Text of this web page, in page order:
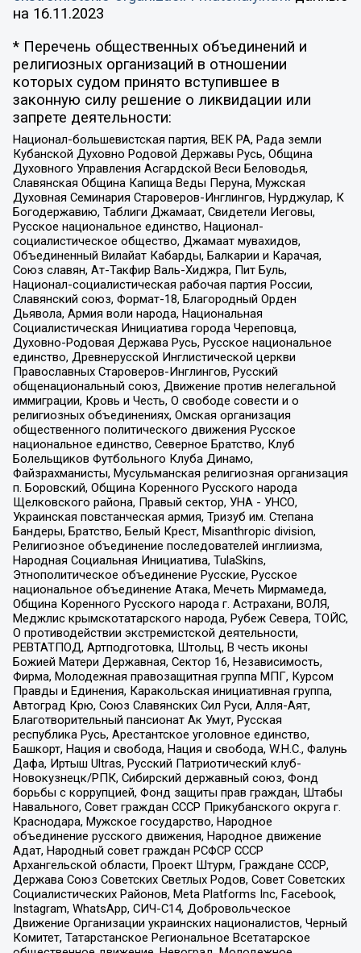
на 16.11.2023
* Перечень общественных объединений и
религиозных организаций в отношении
которых судом принято вступившее в
законную силу решение о ликвидации или
запрете деятельности:
Национал-большевистская партия, ВЕК РА, Рада земли
Кубанской Духовно Родовой Державы Русь, Община
Духовного Управления Асгардской Веси Беловодья,
Славянская Община Капища Веды Перуна, Мужская
Духовная Семинария Староверов-Инглингов, Нурджулар, К
Богодержавию, Таблиги Джамаат, Свидетели Иеговы,
Русское национальное единство, Национал-
социалистическое общество, Джамаат мувахидов,
Объединенный Вилайат Кабарды, Балкарии и Карачая,
Союз славян, Ат-Такфир Валь-Хиджра, Пит Буль,
Национал-социалистическая рабочая партия России,
Славянский союз, Формат-18, Благородный Орден
Дьявола, Армия воли народа, Национальная
Социалистическая Инициатива города Череповца,
Духовно-Родовая Держава Русь, Русское национальное
единство, Древнерусской Инглистической церкви
Православных Староверов-Инглингов, Русский
общенациональный союз, Движение против нелегальной
иммиграции, Кровь и Честь, О свободе совести и о
религиозных объединениях, Омская организация
общественного политического движения Русское
национальное единство, Северное Братство, Клуб
Болельщиков Футбольного Клуба Динамо,
Файзрахманисты, Мусульманская религиозная организация
п. Боровский, Община Коренного Русского народа
Щелковского района, Правый сектор, УНА - УНСО,
Украинская повстанческая армия, Тризуб им. Степана
Бандеры, Братство, Белый Крест, Misanthropic division,
Религиозное объединение последователей инглиизма,
Народная Социальная Инициатива, TulaSkins,
Этнополитическое объединение Русские, Русское
национальное объединение Атака, Мечеть Мирмамеда,
Община Коренного Русского народа г. Астрахани, ВОЛЯ,
Меджлис крымскотатарского народа, Рубеж Севера, ТОЙС,
О противодействии экстремистской деятельности,
РЕВТАТПОД, Артподготовка, Штольц, В честь иконы
Божией Матери Державная, Сектор 16, Независимость,
Фирма, Молодежная правозащитная группа МПГ, Курсом
Правды и Единения, Каракольская инициативная группа,
Автоград Крю, Союз Славянских Сил Руси, Алля-Аят,
Благотворительный пансионат Ак Умут, Русская
республика Русь, Арестантское уголовное единство,
Башкорт, Нация и свобода, Нация и свобода, W.H.С., Фалунь
Дафа, Иртыш Ultras, Русский Патриотический клуб-
Новокузнецк/РПК, Сибирский державный союз, Фонд
борьбы с коррупцией, Фонд защиты прав граждан, Штабы
Навального, Совет граждан СССР Прикубанского округа г.
Краснодара, Мужское государство, Народное
объединение русского движения, Народное движение
Адат, Народный совет граждан РСФСР СССР
Архангельской области, Проект Штурм, Граждане СССР,
Держава Союз Советских Светлых Родов, Совет Советских
Социалистических Районов, Meta Platforms Inc, Facebook,
Instagram, WhatsApp, СИЧ-С14, Добровольческое
Движение Организации украинских националистов, Черный
Комитет, Татарстанское Региональное Всетатарское